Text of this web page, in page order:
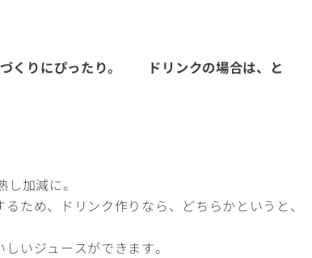
づくりにぴったり。 ドリンクの場合は、と
加減に。
ため、ドリンク作りなら、どちらかというと、
いジュースができます。